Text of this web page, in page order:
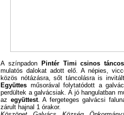
A színpadon
Pintér Timi csinos
mulatós dalokat adott elő. A népies,
közös nótázásra, sőt táncolásra is
Együttes műsorával folytatódott a
perdültek a galvácsiak. A jó hangulatban
az együttest. A fergeteges galvácsi
zárult hajnal 1 órakor.